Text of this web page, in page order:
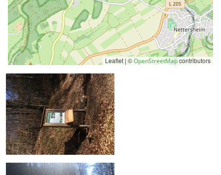
Leaflet | ©OpenStreetMapcontributors